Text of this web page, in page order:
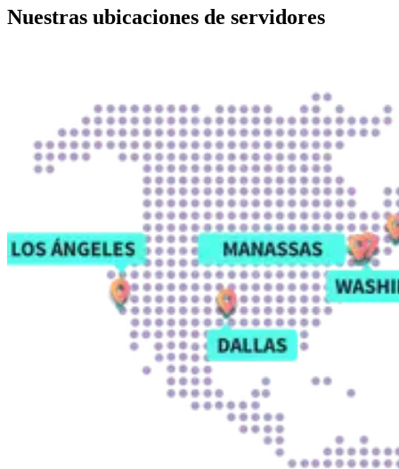
Nuestras ubicaciones de servidores